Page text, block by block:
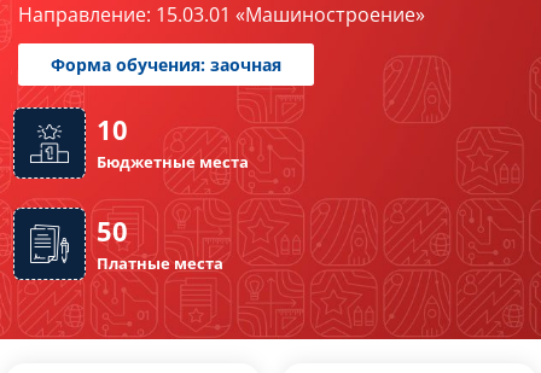
Слушателям
Партнерам
Направление: 15.03.01 «Машиностроение»
Форма обучения: заочная
10
Бюджетные места